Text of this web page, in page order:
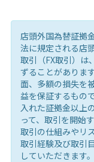
店頭外国為替証拠
法に規定される店
取引（FX取引）は
ずることがありま
面、多額の損失を
益を保証するもの
入れた証拠金以上
って、取引を開始
取引の仕組みやリ
取引経験及び取引
していただきます。